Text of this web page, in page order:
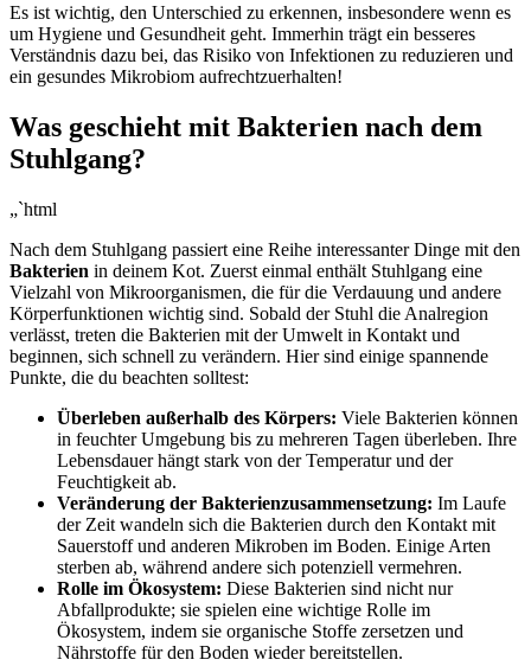
Es ist wichtig, den Unterschied zu erkennen, insbesondere wenn es
um Hygiene und Gesundheit geht. Immerhin trägt ein besseres
Verständnis dazu bei, das Risiko von Infektionen zu reduzieren und
ein gesundes ‍Mikrobiom aufrechtzuerhalten!
Was geschieht mit Bakterien nach​ dem‍
Stuhlgang?
„`html
Nach dem ⁢Stuhlgang ⁣passiert eine Reihe ⁣interessanter Dinge mit den‌
Bakterien in deinem Kot. ​Zuerst einmal​ enthält Stuhlgang eine⁢
Vielzahl ​von Mikroorganismen, ‌die für die ⁢Verdauung und andere
Körperfunktionen​ wichtig sind. Sobald der Stuhl die Analregion
verlässt, treten die Bakterien mit der Umwelt in Kontakt und
⁣beginnen, sich ⁤schnell zu ⁣verändern. Hier sind ⁤einige spannende
Punkte, die du beachten ​solltest:
Überleben ⁢außerhalb des Körpers: Viele Bakterien ‍können
in feuchter ‍Umgebung⁤ bis zu mehreren Tagen überleben. Ihre
Lebensdauer hängt stark von der Temperatur und der
Feuchtigkeit ab.
Veränderung der Bakterienzusammensetzung: ⁣Im ⁢Laufe
der Zeit wandeln sich die Bakterien durch‍ den Kontakt mit
Sauerstoff und anderen Mikroben im Boden. Einige Arten⁢
sterben ab, während ⁢andere sich potenziell‍ vermehren.
Rolle im Ökosystem: Diese Bakterien sind nicht nur
Abfallprodukte; ⁣sie ⁤spielen eine wichtige Rolle im
Ökosystem, indem sie organische⁣ Stoffe zersetzen und
⁣Nährstoffe⁣ für den Boden wieder bereitstellen.